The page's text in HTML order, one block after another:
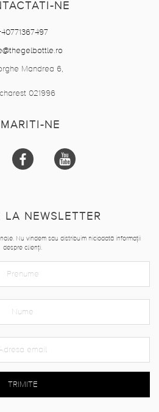
NE
Mandrea 6,
021996
NE
LA NEWSLETTER
Nu vindem sau distribuim niciodată informații
despre clienți.
TRIMITE